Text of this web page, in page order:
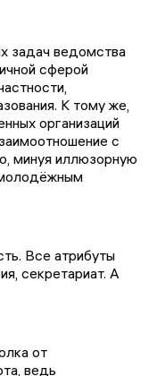
задач ведомства
сферой
К тому же,
организаций
с
минуя иллюзорную
Все атрибуты
секретариат. А
от
ведь